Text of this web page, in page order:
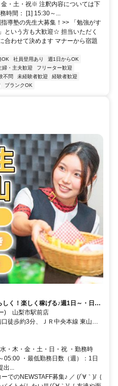
・土・祝※ 注釈内容については下
時間： [1] 15:30～...
導塾の先生大募集！>> 「勉強がす
という方も大歓迎☆ 担当いただく
合わせて決めます マナーから宿題
OK 社員登用あり
週1日からOK
婦・主夫歓迎
フリーター歓迎
不問 未経験者歓迎
経験者歓迎
ブランクOK
く！楽しく稼げる♪週1日～・日払
) 山梨市駅前店
徒歩約3分、ＪＲ中央本線 東山梨
町徒歩約43分
・木・金・土・日・祝 ・勤務時
05:00 ・最低勤務日数（週）：1日
出...
でのNEWSTAFF募集♪ ／ (/´∀｀)/｛